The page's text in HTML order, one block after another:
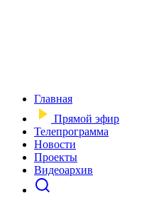
Главная
Прямой эфир
Телепрограмма
Новости
Проекты
Видеоархив